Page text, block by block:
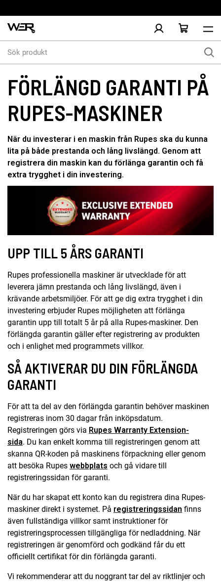
produkt
FÖRLÄNGD GARANTI PÅ
RUPES-MASKINER
När du investerar i en maskin från Rupes ska du kunna
lita på både prestanda och lång livslängd. Genom att
registrera din maskin kan du förlänga garantin och få
extra trygghet i din investering.
UPP TILL 5 ÅRS GARANTI
Rupes professionella maskiner är utvecklade för att
leverera jämn prestanda och lång livslängd, även i
krävande arbetsmiljöer. För att ge dig extra trygghet i din
investering erbjuder Rupes möjligheten att förlänga
garantin upp till totalt 5 år på alla Rupes-maskiner. Den
förlängda garantin gäller efter registrering av produkten
och i enlighet med programmets villkor.
SÅ AKTIVERAR DU DIN FÖRLÄNGDA
GARANTI
För att ta del av den förlängda garantin behöver maskinen
registreras inom 30 dagar från inköpsdatum.
Registreringen görs via Rupes Warranty Extension-
sida. Du kan enkelt komma till registreringen genom att
skanna QR-koden på maskinens förpackning eller genom
att besöka Rupes webbplats och gå vidare till
registreringssidan för garanti.
När du har skapat ett konto kan du registrera dina Rupes-
maskiner direkt i systemet. På registreringssidan finns
även fullständiga villkor samt instruktioner för
registreringsprocessen tillgängliga för nedladdning. När
registreringen är genomförd och godkänd får du ett
officiellt certifikat för din förlängda garanti.
Vi rekommenderar att du noggrant tar del av riktlinjer och